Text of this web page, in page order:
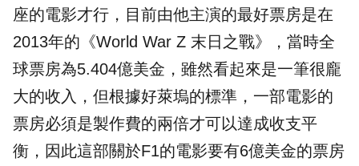
座的電影才行，目前由他主演的最好票房是在
2013年的《World War Z 末日之戰》，當時全
球票房為5.404億美金，雖然看起來是一筆很龐
大的收入，但根據好萊塢的標準，一部電影的
票房必須是製作費的兩倍才可以達成收支平
衡，因此這部關於F1的電影要有6億美金的票房